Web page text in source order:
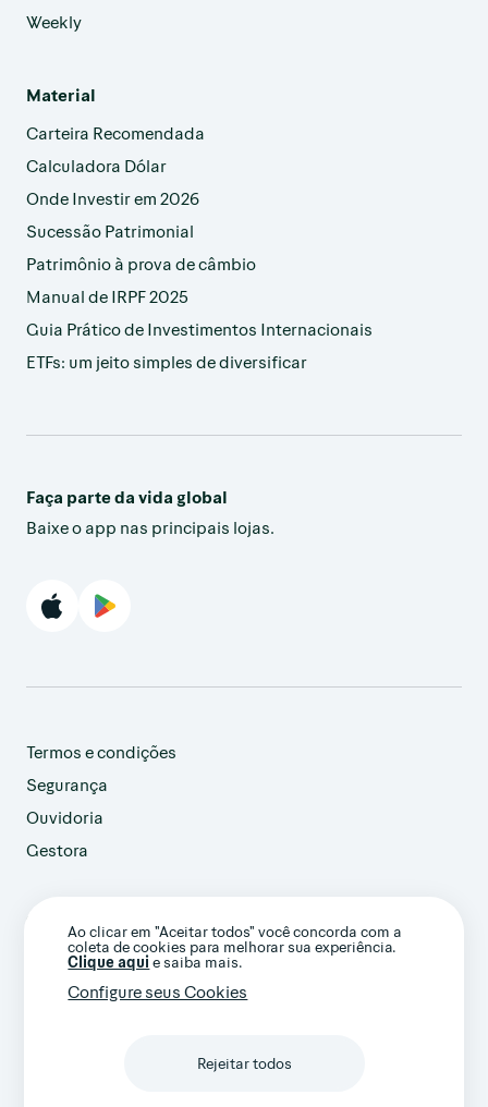
Ao clicar em "Aceitar todos" você concorda com a
coleta de cookies para melhorar sua experiência.
Clique aqui e saiba mais.
Configure seus Cookies
Rejeitar todos
Weekly
Material
Carteira Recomendada
Calculadora Dólar
Onde Investir em 2026
Sucessão Patrimonial
Patrimônio à prova de câmbio
Manual de IRPF 2025
Guia Prático de Investimentos Internacionais
ETFs: um jeito simples de diversificar
Faça parte da vida global
Baixe o app nas principais lojas.
Termos e condições
Segurança
Ouvidoria
Gestora
customer@avenue.us
+1 786-220-7233
(Ligação internacional)